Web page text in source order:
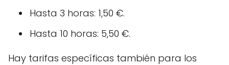
Hasta 3 horas: 1,50 €.
Hasta 10 horas: 5,50 €.
Hay tarifas específicas también para los